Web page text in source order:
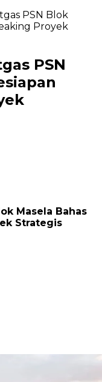
PSN Blok
Proyek
PSN
Masela Bahas
Strategis